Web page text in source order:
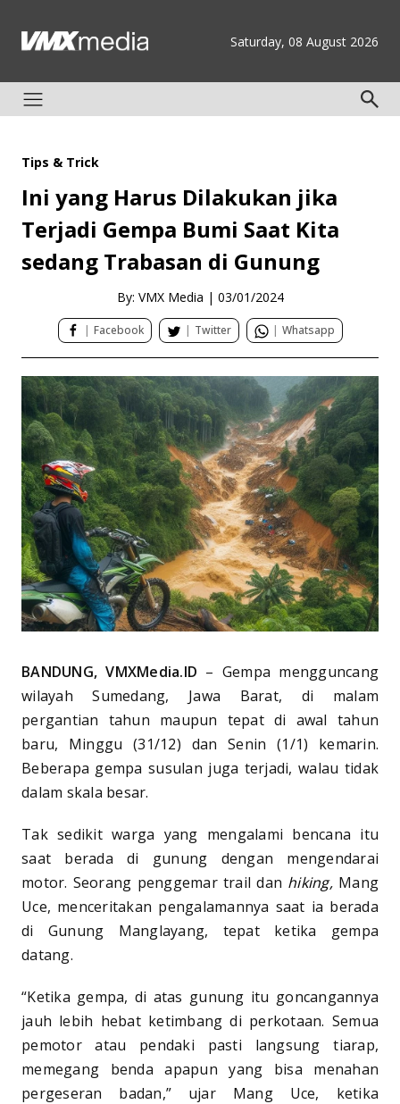
Saturday, 08 August 2026
Tips & Trick
Ini yang Harus Dilakukan jika
Terjadi Gempa Bumi Saat Kita
sedang Trabasan di Gunung
By: VMX Media | 03/01/2024
| Facebook | Twitter | Whatsapp
BANDUNG, VMXMedia.ID – Gempa mengguncang
wilayah Sumedang, Jawa Barat, di malam
pergantian tahun maupun tepat di awal tahun
baru, Minggu (31/12) dan Senin (1/1) kemarin.
Beberapa gempa susulan juga terjadi, walau tidak
dalam skala besar.
Tak sedikit warga yang mengalami bencana itu
saat berada di gunung dengan mengendarai
motor. Seorang penggemar trail dan hiking,Mang
Uce, menceritakan pengalamannya saat ia berada
di Gunung Manglayang, tepat ketika gempa
datang.
“Ketika gempa, di atas gunung itu goncangannya
jauh lebih hebat ketimbang di perkotaan. Semua
pemotor atau pendaki pasti langsung tiarap,
memegang benda apapun yang bisa menahan
pergeseran badan,” ujar Mang Uce, ketika